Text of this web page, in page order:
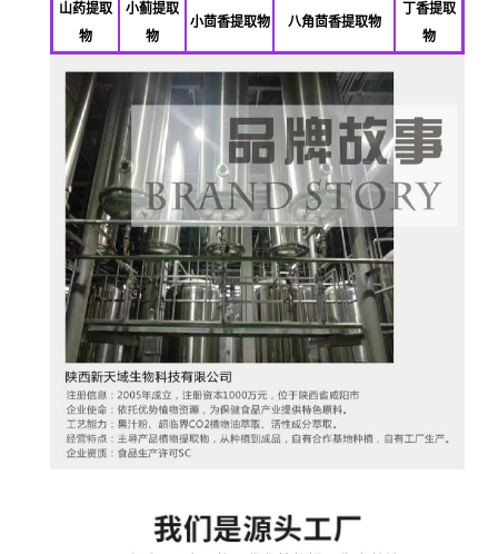
山药提取
物
小蓟提取
物
小茴香提取物 八角茴香提取物
丁香提取
物